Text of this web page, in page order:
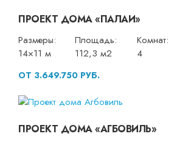
ПРОЕКТ ДОМА «ПАЛАИ»
Размеры:
14×11 м
Площадь:
112,3 м2
Комнат:
4
ОТ 3.649.750 РУБ.
ПРОЕКТ ДОМА «АГБОВИЛЬ»